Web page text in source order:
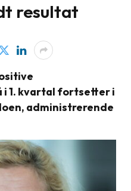
resultat
i 1. kvartal fortsetter i
administrerende